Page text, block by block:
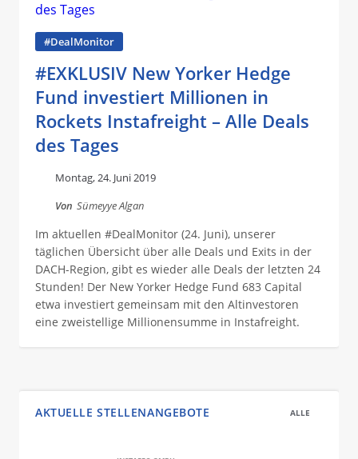
#DealMonitor
#EXKLUSIV New Yorker Hedge
Fund investiert Millionen in
Rockets Instafreight – Alle Deals
des Tages
Montag, 24. Juni 2019
Von Sümeyye Algan
Im aktuellen #DealMonitor (24. Juni), unserer
täglichen Übersicht über alle Deals und Exits in der
DACH-Region, gibt es wieder alle Deals der letzten 24
Stunden! Der New Yorker Hedge Fund 683 Capital
etwa investiert gemeinsam mit den Altinvestoren
eine zweistellige Millionensumme in Instafreight.
AKTUELLE STELLENANGEBOTE ALLE